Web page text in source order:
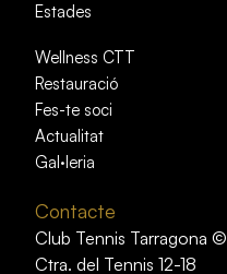
Estades
Wellness CTT
Restauració
Fes-te soci
Actualitat
Gal·leria
Contacte
Club Tennis Tarragona ©
Ctra. del Tennis 12-18